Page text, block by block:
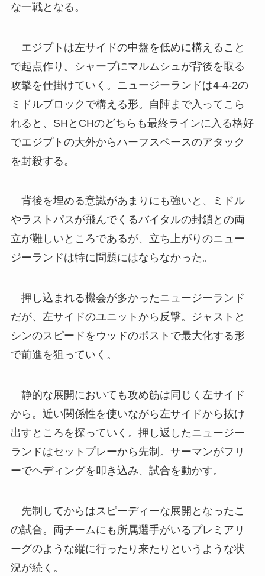
な一戦となる。
エジプトは左サイドの中盤を低めに構えること
で起点作り。シャープにマルムシュが背後を取る
攻撃を仕掛けていく。ニュージーランドは4-4-2の
ミドルブロックで構える形。自陣まで入ってこら
れると、SHとCHのどちらも最終ラインに入る格好
でエジプトの大外からハーフスペースのアタック
を封殺する。
背後を埋める意識があまりにも強いと、ミドル
やラストパスが飛んでくるバイタルの封鎖との両
立が難しいところであるが、立ち上がりのニュー
ジーランドは特に問題にはならなかった。
押し込まれる機会が多かったニュージーランド
だが、左サイドのユニットから反撃。ジャストと
シンのスピードをウッドのポストで最大化する形
で前進を狙っていく。
静的な展開においても攻め筋は同じく左サイド
から。近い関係性を使いながら左サイドから抜け
出すところを探っていく。押し返したニュージー
ランドはセットプレーから先制。サーマンがフリ
ーでヘディングを叩き込み、試合を動かす。
先制してからはスピーディーな展開となったこ
の試合。両チームにも所属選手がいるプレミアリ
ーグのような縦に行ったり来たりというような状
況が続く。